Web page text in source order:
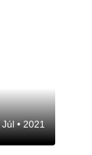
Júl • 2021